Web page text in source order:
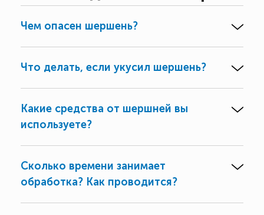
Чем опасен шершень?
Что делать, если укусил шершень?
Какие средства от шершней вы
используете?
Сколько времени занимает
обработка? Как проводится?